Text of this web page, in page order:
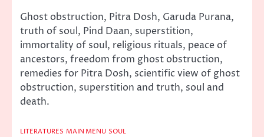
Ghost obstruction, Pitra Dosh, Garuda Purana,
truth of soul, Pind Daan, superstition,
immortality of soul, religious rituals, peace of
ancestors, freedom from ghost obstruction,
remedies for Pitra Dosh, scientific view of ghost
obstruction, superstition and truth, soul and
death.
LITERATURES MAIN MENU SOUL